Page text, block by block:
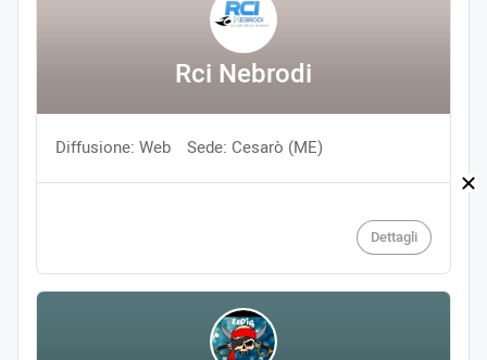
Rci Nebrodi
Diffusione: Web Sede: Cesarò (ME)
Dettagli